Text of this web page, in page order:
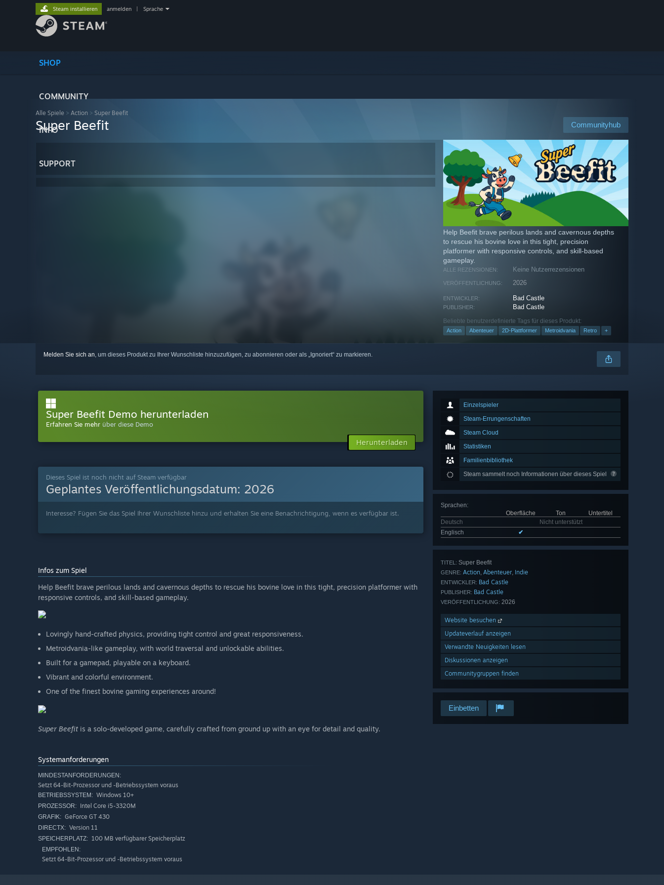
SHOP
COMMUNITY
INFO
SUPPORT
Steam installieren anmelden Sprache
Alle Spiele > Action > Super Beefit
Communityhub
Super Beefit
Help Beefit brave perilous lands and cavernous depths
to rescue his bovine love in this tight, precision
platformer with responsive controls, and skill-based
gameplay.
ALLE REZENSIONEN: Keine Nutzerrezensionen
VERÖFFENTLICHUNG: 2026
ENTWICKLER: Bad Castle
PUBLISHER: Bad Castle
Beliebte benutzerdefinierte Tags für dieses Produkt:
Action Abenteuer 2D-Plattformer Metroidvania Retro +
Melden Sie sich an, um dieses Produkt zu Ihrer Wunschliste hinzuzufügen, zu abonnieren oder als „Ignoriert“ zu markieren.
Einzelspieler
Steam-Errungenschaften
Steam Cloud
Statistiken
Familienbibliothek
Steam sammelt noch Informationen über dieses Spiel
Sprachen:
Oberfläche
Ton
Untertitel
Deutsch
Nicht unterstützt
Englisch
✔
TITEL: Super Beefit
GENRE: Action, Abenteuer, Indie
ENTWICKLER: Bad Castle
PUBLISHER: Bad Castle
VERÖFFENTLICHUNG: 2026
Website besuchen
Updateverlauf anzeigen
Verwandte Neuigkeiten lesen
Diskussionen anzeigen
Communitygruppen finden
Einbetten
Super Beefit Demo herunterladen
Erfahren Sie mehr über diese Demo
Herunterladen
Dieses Spiel ist noch nicht auf Steam verfügbar
Geplantes Veröffentlichungsdatum: 2026
Interesse? Fügen Sie das Spiel Ihrer Wunschliste hinzu und erhalten Sie eine Benachrichtigung, wenn es verfügbar ist.
Infos zum Spiel
Help Beefit brave perilous lands and cavernous depths to rescue his bovine love in this tight, precision platformer with
responsive controls, and skill-based gameplay.
Lovingly hand-crafted physics, providing tight control and great responsiveness.
Metroidvania-like gameplay, with world traversal and unlockable abilities.
Built for a gamepad, playable on a keyboard.
Vibrant and colorful environment.
One of the finest bovine gaming experiences around!
Super Beefit is a solo-developed game, carefully crafted from ground up with an eye for detail and quality.
Systemanforderungen
MINDESTANFORDERUNGEN:
Setzt 64-Bit-Prozessor und -Betriebssystem voraus
BETRIEBSSYSTEM: Windows 10+
PROZESSOR: Intel Core i5-3320M
GRAFIK: GeForce GT 430
DIRECTX: Version 11
SPEICHERPLATZ: 100 MB verfügbarer Speicherplatz
EMPFOHLEN:
Setzt 64-Bit-Prozessor und -Betriebssystem voraus